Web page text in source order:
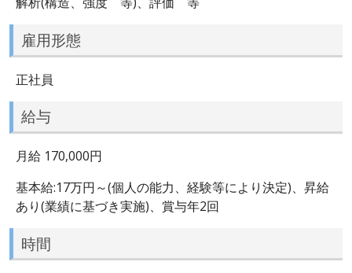
雇用形態
正社員
給与
月給 170,000円
基本給:17万円～(個人の能力、経験等により決定)、昇給
あり(業績に基づき実施)、賞与年2回
時間